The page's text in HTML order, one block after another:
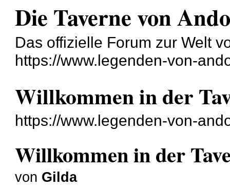
Die Taverne von
Das offizielle Forum zur Welt
https://www.legenden-von-
Willkommen in der
https://www.legenden-von-
Willkommen in der
von Gilda